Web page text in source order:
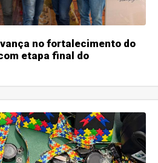
no fortalecimento do
etapa final do